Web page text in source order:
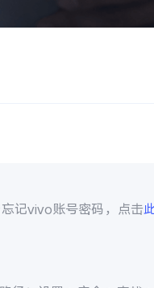
记vivo账号密码，点击